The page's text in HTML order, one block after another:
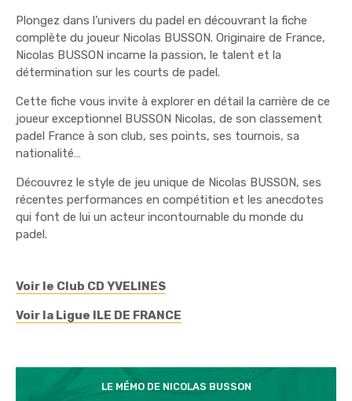
Plongez dans l’univers du padel en découvrant la fiche
complète du joueur Nicolas BUSSON. Originaire de France,
Nicolas BUSSON incarne la passion, le talent et la
détermination sur les courts de padel.
Cette fiche vous invite à explorer en détail la carrière de ce
joueur exceptionnel BUSSON Nicolas, de son classement
padel France à son club, ses points, ses tournois, sa
nationalité…
Découvrez le style de jeu unique de Nicolas BUSSON, ses
récentes performances en compétition et les anecdotes
qui font de lui un acteur incontournable du monde du
padel.
Voir le Club CD YVELINES
Voir la Ligue ILE DE FRANCE
LE MÉMO DE NICOLAS BUSSON